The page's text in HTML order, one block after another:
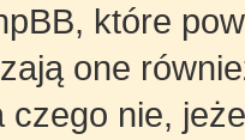
które
one
czego nie,